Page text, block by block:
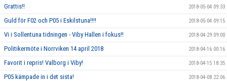
Grattis!! 2018-05-04 09:33
Guld för F02 och P05 i Eskilstuna!!!! 2018-05-04 09:15
Vi i Sollentuna tidningen - Viby Hallen i fokus!! 2018-04-29 09:00
Politikermöte i Norrviken 14 april 2018 2018-04-16 00:16
Favorit i repris! Valborg i Viby! 2018-04-15 18:35
P05 kämpade in i det sista! 2018-04-08 22:06